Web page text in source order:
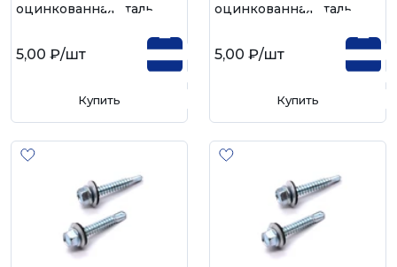
оцинкованная сталь
5,00 ₽/шт
Купить
оцинкованная сталь
5,00 ₽/шт
Купить